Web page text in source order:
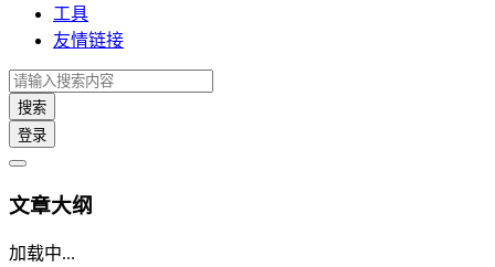
工具
友情链接
搜索
登录
文章大纲
加载中...